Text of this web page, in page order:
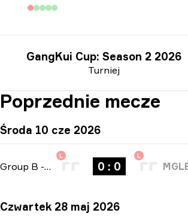
Turniej
GangKui Cup: Season 2 2026
Poprzednie mecze
Środa 10 cze 2026
Group B - bo3
L
0 : 0
L
Czwartek 28 maj 2026